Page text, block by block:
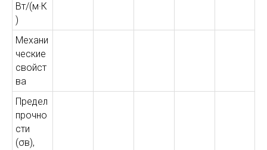
Вт/(м·К
)
Механи
ческие
свойст
ва
Предел
прочно
сти
(σв),